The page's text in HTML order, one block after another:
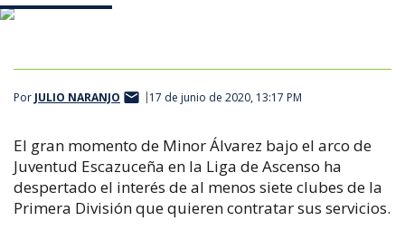
Por JULIO NARANJO 17 de junio de 2020, 13:17 PM
El gran momento de Minor Álvarez bajo el arco de
Juventud Escazuceña en la Liga de Ascenso ha
despertado el interés de al menos siete clubes de la
Primera División que quieren contratar sus servicios.